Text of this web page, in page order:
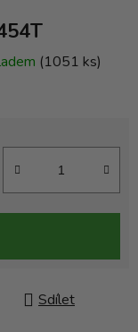
(1051 ks)
Sdílet